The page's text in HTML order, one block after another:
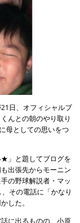
日、オフィシャルブ
んとの朝のやり取り
母としての思いをつ
」と題してブログを
出張先からモーニン
の野球解説者・マッ
その電話に「かなり
した。
に出るものの、小原